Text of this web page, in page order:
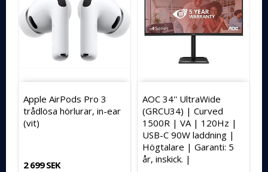
Apple AirPods Pro 3
trådlösa hörlurar, in-ear
(vit)
2 699 SEK
AOC 34'' UltraWide
(GRCU34) | Curved
1500R | VA | 120Hz |
USB-C 90W laddning |
Högtalare | Garanti: 5
år, inskick. |